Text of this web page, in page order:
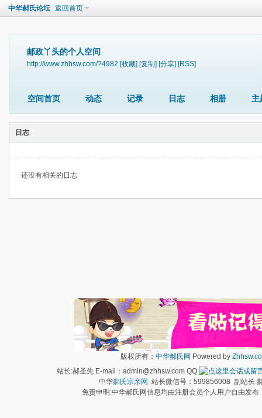
中华郝氏论坛 返回首页
邮政丫头的个人空间
http://www.zhhsw.com/?4982 [收藏] [复制] [分享] [RSS]
空间首页 动态 记录 日志 相册 主
日志
还没有相关的日志
版权所有： 中华郝氏网 Powered by
站长:郝圣先 E-mail：admin@zhhsw.com QQ
中华郝氏宗亲网 站长微信号：599856008 副站长:
免责申明:中华郝氏网信息均由注册会员个人用户自由发